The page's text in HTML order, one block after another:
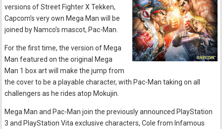
versions of Street Fighter X Tekken,
Capcom’s very own Mega Man will be
joined by Namco’s mascot, Pac-Man.
For the first time, the version of Mega
Man featured on the original Mega
Man 1 box art will make the jump from
the cover to be a playable character, with Pac-Man taking on all
challengers as he rides atop Mokujin.
Mega Man and Pac-Man join the previously announced PlayStation
3 and PlayStation Vita exclusive characters, Cole from Infamous